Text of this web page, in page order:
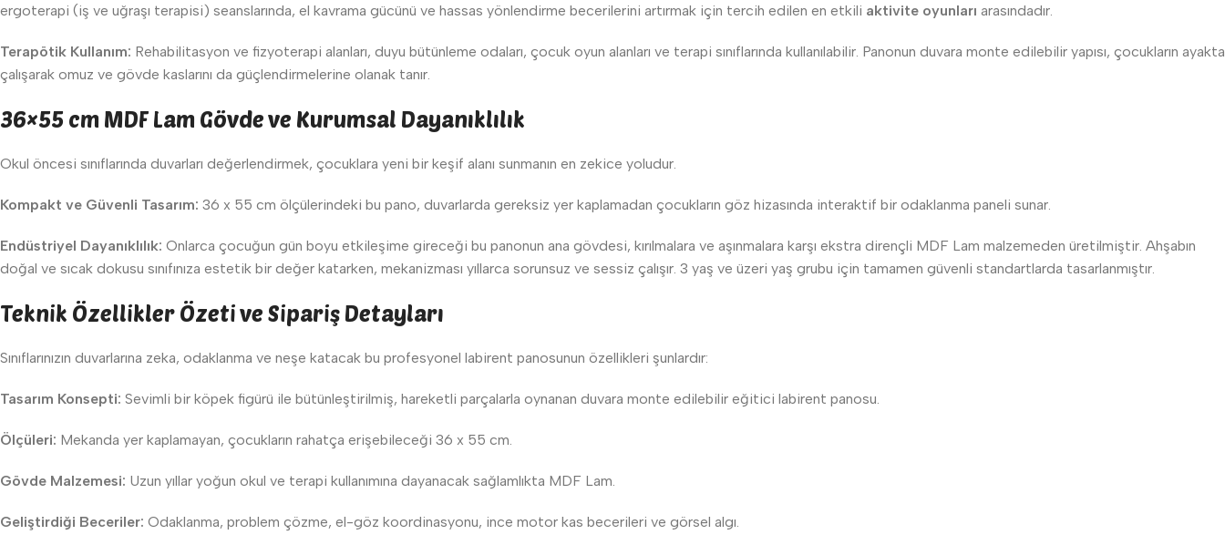
ergoterapi (iş ve uğraşı terapisi) seanslarında, el kavrama gücünü ve hassas yönlendirme becerilerini artırmak için tercih edilen en etkili aktivite oyunları arasındadır.
Terapötik Kullanım: Rehabilitasyon ve fizyoterapi alanları, duyu bütünleme odaları, çocuk oyun alanları ve terapi sınıflarında kullanılabilir. Panonun duvara monte edilebilir yapısı, çocukların ayakta
çalışarak omuz ve gövde kaslarını da güçlendirmelerine olanak tanır.
36×55 cm MDF Lam Gövde ve Kurumsal Dayanıklılık
Okul öncesi sınıflarında duvarları değerlendirmek, çocuklara yeni bir keşif alanı sunmanın en zekice yoludur.
Kompakt ve Güvenli Tasarım: 36 x 55 cm ölçülerindeki bu pano, duvarlarda gereksiz yer kaplamadan çocukların göz hizasında interaktif bir odaklanma paneli sunar.
Endüstriyel Dayanıklılık: Onlarca çocuğun gün boyu etkileşime gireceği bu panonun ana gövdesi, kırılmalara ve aşınmalara karşı ekstra dirençli MDF Lam malzemeden üretilmiştir. Ahşabın
doğal ve sıcak dokusu sınıfınıza estetik bir değer katarken, mekanizması yıllarca sorunsuz ve sessiz çalışır. 3 yaş ve üzeri yaş grubu için tamamen güvenli standartlarda tasarlanmıştır.
Teknik Özellikler Özeti ve Sipariş Detayları
Sınıflarınızın duvarlarına zeka, odaklanma ve neşe katacak bu profesyonel labirent panosunun özellikleri şunlardır:
Tasarım Konsepti: Sevimli bir köpek figürü ile bütünleştirilmiş, hareketli parçalarla oynanan duvara monte edilebilir eğitici labirent panosu.
Ölçüleri: Mekanda yer kaplamayan, çocukların rahatça erişebileceği 36 x 55 cm.
Gövde Malzemesi: Uzun yıllar yoğun okul ve terapi kullanımına dayanacak sağlamlıkta MDF Lam.
Geliştirdiği Beceriler: Odaklanma, problem çözme, el-göz koordinasyonu, ince motor kas becerileri ve görsel algı.